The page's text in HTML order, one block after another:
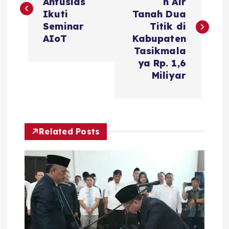
v
s
p
o
s
Ikuti
Seminar
AIoT
Tanah Dua
Titik di
Kabupaten
Tasikmala
ya Rp. 1,6
Miliyar
Related Posts